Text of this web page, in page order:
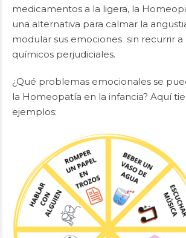
medicamentos a la ligera, la
una alternativa para calmar la
modular sus emociones sin recurrir
químicos perjudiciales.
¿Qué problemas emocionales se
la Homeopatía en la infancia? Aquí
ejemplos: